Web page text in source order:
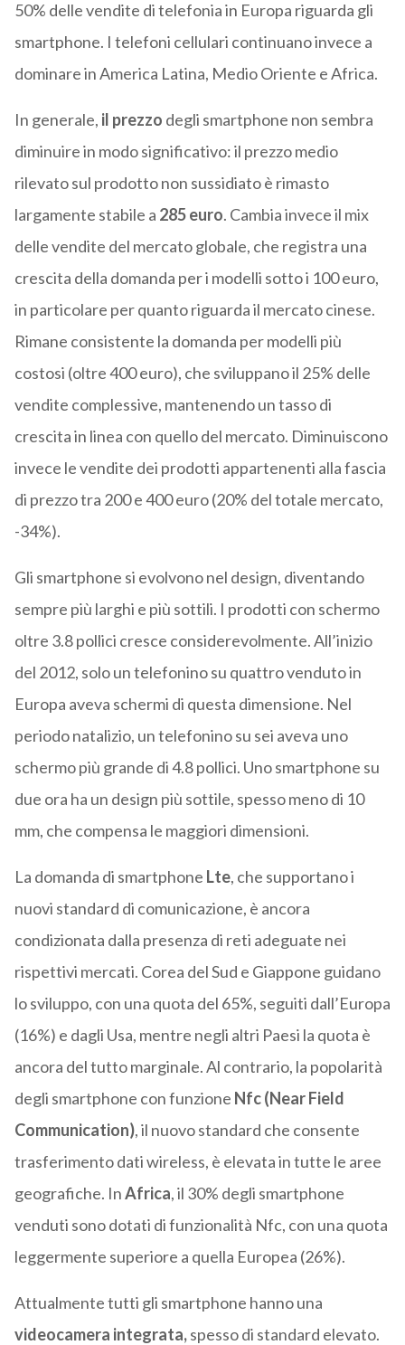
50% delle vendite di telefonia in Europa riguarda gli
smartphone. I telefoni cellulari continuano invece a
dominare in America Latina, Medio Oriente e Africa.
In generale, il prezzo degli smartphone non sembra
diminuire in modo significativo: il prezzo medio
rilevato sul prodotto non sussidiato è rimasto
largamente stabile a 285 euro. Cambia invece il mix
delle vendite del mercato globale, che registra una
crescita della domanda per i modelli sotto i 100 euro,
in particolare per quanto riguarda il mercato cinese.
Rimane consistente la domanda per modelli più
costosi (oltre 400 euro), che sviluppano il 25% delle
vendite complessive, mantenendo un tasso di
crescita in linea con quello del mercato. Diminuiscono
invece le vendite dei prodotti appartenenti alla fascia
di prezzo tra 200 e 400 euro (20% del totale mercato,
-34%).
Gli smartphone si evolvono nel design, diventando
sempre più larghi e più sottili. I prodotti con schermo
oltre 3.8 pollici cresce considerevolmente. All’inizio
del 2012, solo un telefonino su quattro venduto in
Europa aveva schermi di questa dimensione. Nel
periodo natalizio, un telefonino su sei aveva uno
schermo più grande di 4.8 pollici. Uno smartphone su
due ora ha un design più sottile, spesso meno di 10
mm, che compensa le maggiori dimensioni.
La domanda di smartphone Lte, che supportano i
nuovi standard di comunicazione, è ancora
condizionata dalla presenza di reti adeguate nei
rispettivi mercati. Corea del Sud e Giappone guidano
lo sviluppo, con una quota del 65%, seguiti dall’Europa
(16%) e dagli Usa, mentre negli altri Paesi la quota è
ancora del tutto marginale. Al contrario, la popolarità
degli smartphone con funzione Nfc (Near Field
Communication), il nuovo standard che consente
trasferimento dati wireless, è elevata in tutte le aree
geografiche. InAfrica, il 30% degli smartphone
venduti sono dotati di funzionalità Nfc, con una quota
leggermente superiore a quella Europea (26%).
Attualmente tutti gli smartphone hanno una
videocamera integrata,spesso di standard elevato.